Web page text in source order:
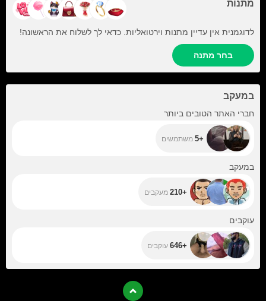
מתנות
לדוגמנית אין עדיין מתנות וירטואליות. כדאי לך לשלוח את הראשונה!
בחר מתנה
במעקב
חברי האתר הטובים ביותר
+5
+5 משתמשים
במעקב
+210 מעקבים
עוקבים
+646 עוקבים